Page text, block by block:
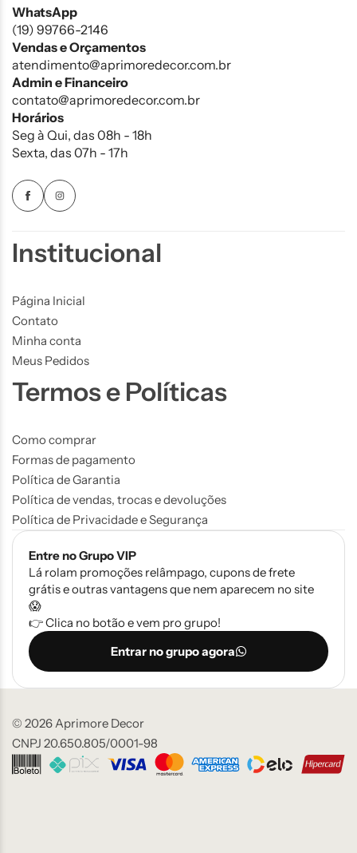
WhatsApp
(19) 99766-2146
Vendas e Orçamentos
atendimento@aprimoredecor.com.br
Admin e Financeiro
contato@aprimoredecor.com.br
Horários
Seg à Qui, das 08h - 18h
Sexta, das 07h - 17h
Institucional
Página Inicial
Contato
Minha conta
Meus Pedidos
Termos e Políticas
Como comprar
Formas de pagamento
Política de Garantia
Política de vendas, trocas e devoluções
Política de Privacidade e Segurança
Entre no Grupo VIP
Lá rolam promoções relâmpago, cupons de frete
grátis e outras vantagens que nem aparecem no site
😱
👉 Clica no botão e vem pro grupo!
Entrar no grupo agora
© 2026 Aprimore Decor
CNPJ 20.650.805/0001-98